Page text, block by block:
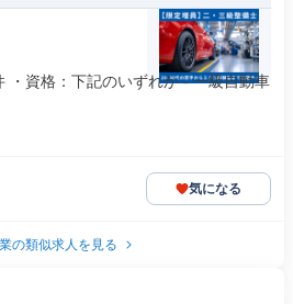
・資格：下記のいずれか - 一級自動車
気になる
の類似求人を見る